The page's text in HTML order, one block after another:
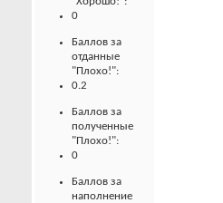
0
Баллов за
отданные
"Плохо!":
0.2
Баллов за
полученные
"Плохо!":
0
Баллов за
наполнение